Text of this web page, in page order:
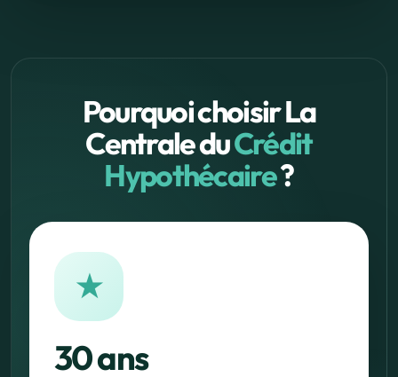
Pourquoi choisir La
Centrale duCrédit
Hypothécaire?
★
30 ans